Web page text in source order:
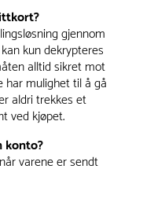
gjennom
kun dekrypteres
alltid sikret mot
har mulighet til å gå
aldri trekkes et
ved kjøpet.
konto?
varene er sendt